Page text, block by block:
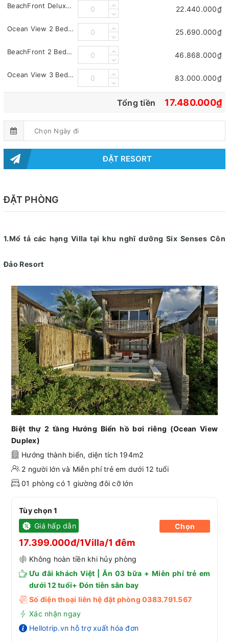
BeachFront Deluxe Pool Villa 22.440.000₫
Ocean View 2 Bedroom 25.690.000₫
BeachFront 2 Bedroom Pool Villa 46.868.000₫
Ocean View 3 Bedroom Pool Villa 83.000.000₫
Tổng tiền 17.480.000₫
ĐẶT RESORT
ĐẶT PHÒNG
1.Mổ tả các hạng Villa tại khu nghĩ dưỡng Six Senses Côn
Đảo Resort
Biệt thự 2 tầng Hướng Biển hồ bơi riêng (Ocean View
Duplex)
Hướng thành biển, diện tích 194m2
2 người lớn và Miễn phí trẻ em dưới 12 tuổi
01 phòng có 1 giường đôi cỡ lớn
Tùy chọn 1
Giá hấp dẫn
17.399.000đ/1Villa/1 đêm
Không hoàn tiền khi hủy phòng
Ưu đãi khách Việt | Ăn 03 bữa + Miễn phí trẻ em
dưới 12 tuổi+ Đón tiễn sân bay
Số điện thoại liên hệ đặt phòng 0383.791.567
Xác nhận ngay
Hellotrip.vn hỗ trợ xuất hóa đơn
Chọn